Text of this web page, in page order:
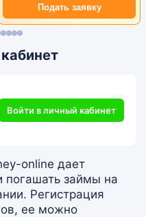
Подать заявку
Войти в личный кабинет
online дает
погашать займы на
Регистрация
ее можно